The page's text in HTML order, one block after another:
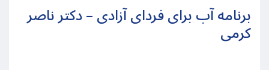
برنامه آب برای فردای آزادی – دکتر ناصر
کرمی